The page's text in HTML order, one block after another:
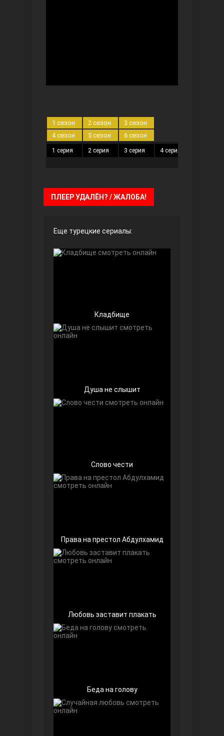
1 сезон 2 сезон
3 сезон
4 сезон
5 сезон 6 сезон
1 серия 2 серия 3 серия 4 серия
ПЛЕЕР УДАЛЁН? / ЖАЛОБА!
Еще турецкие сериалы:
Кладбище
Душа не слышит
Слово чести
Права на престол Абдулхамид
Любовь заставит плакать
Беда на голову